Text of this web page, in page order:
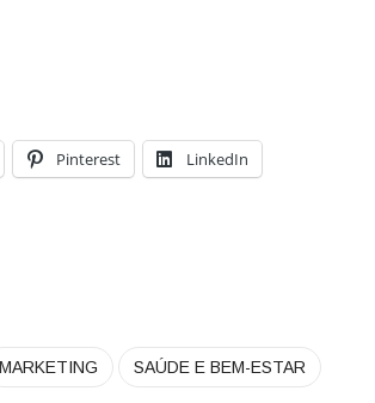
Pinterest LinkedIn
MARKETING SAÚDE E BEM-ESTAR